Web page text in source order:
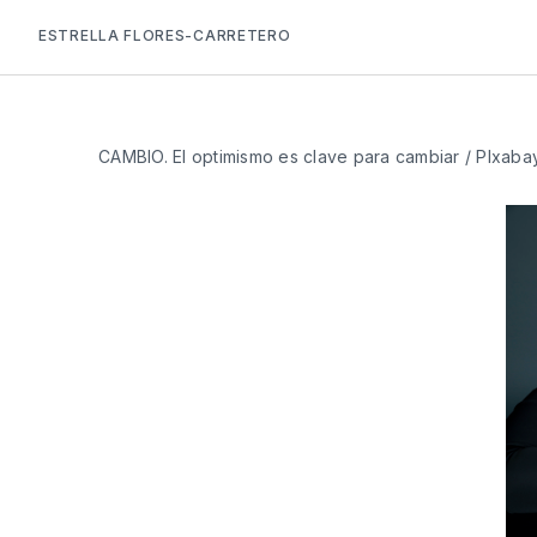
ESTRELLA FLORES-CARRETERO
CAMBIO. El optimismo es clave para cambiar /